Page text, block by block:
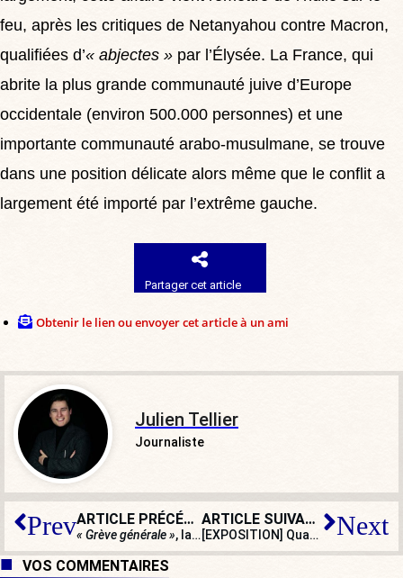
feu, après les critiques de Netanyahou contre Macron,
qualifiées d’« abjectes » par l’Élysée. La France, qui
abrite la plus grande communauté juive d’Europe
occidentale (environ 500.000 personnes) et une
importante communauté arabo-musulmane, se trouve
dans une position délicate alors même que le conflit a
largement été importé par l’extrême gauche.
Partager cet article
Obtenir le lien ou envoyer cet article à un ami
Julien Tellier
Journaliste
Prev ARTICLE PRÉCÉDENT
« Grève générale », la stratégie du chaos de La France insoumise
ARTICLE SUIVANT
[EXPOSITION] Quand Monaco rencontre les Napoléon Next
VOS COMMENTAIRES